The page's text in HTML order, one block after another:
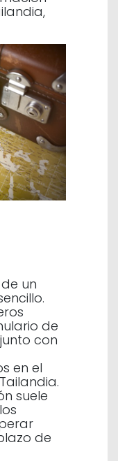
un
de
con
en el
suele
de